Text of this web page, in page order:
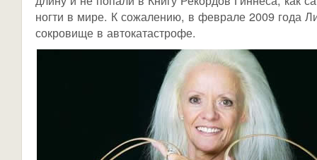
ногти в мире. К сожалению, в феврале 2009 года
сокровище в автокатастрофе.